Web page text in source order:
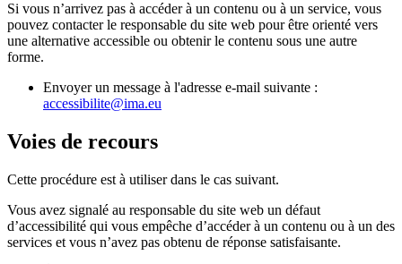
Si vous n’arrivez pas à accéder à un contenu ou à un service, vous
pouvez contacter le responsable du site web pour être orienté vers
une alternative accessible ou obtenir le contenu sous une autre
forme.
Envoyer un message à l'adresse e-mail suivante :
accessibilite@ima.eu
Voies de recours
Cette procédure est à utiliser dans le cas suivant.
Vous avez signalé au responsable du site web un défaut
d’accessibilité qui vous empêche d’accéder à un contenu ou à un des
services et vous n’avez pas obtenu de réponse satisfaisante.